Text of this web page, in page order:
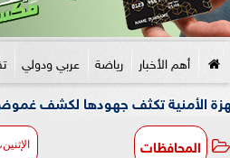
أهم الأخبار رياضة عربي ودولي
تكثف جهودها لكشف غموض الجريمة
المحافظات الإثنين، 17 فبراير 2025